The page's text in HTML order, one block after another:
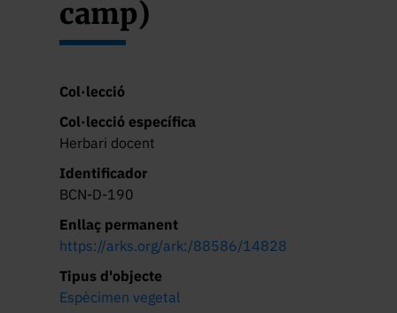
camp)
Col·lecció
Col·lecció específica
Herbari docent
Identificador
BCN-D-190
Enllaç permanent
https://arks.org/ark:/88586/14828
Tipus d'objecte
Espècimen vegetal